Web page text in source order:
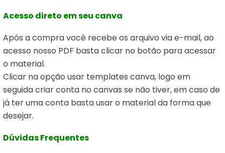
Acesso direto em seu canva
Após a compra você recebe os arquivo via e-mail, ao
acesso nosso PDF basta clicar no botão para acessar
o material.
Clicar na opção usar templates canva, logo em
seguida criar conta no canvas se não tiver, em caso de
já ter uma conta basta usar o material da forma que
desejar.
Dúvidas Frequentes